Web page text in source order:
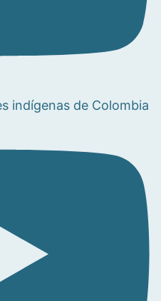
indígenas de Colombia